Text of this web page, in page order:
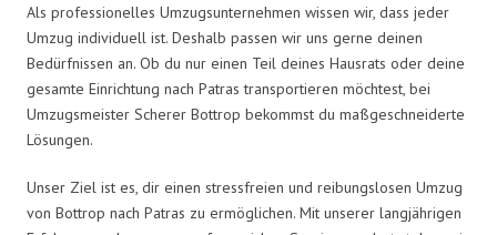
Als professionelles Umzugsunternehmen wissen wir, dass jeder
Umzug individuell ist. Deshalb passen wir uns gerne deinen
Bedürfnissen an. Ob du nur einen Teil deines Hausrats oder deine
gesamte Einrichtung nach Patras transportieren möchtest, bei
Umzugsmeister Scherer Bottrop bekommst du maßgeschneiderte
Lösungen.
Unser Ziel ist es, dir einen stressfreien und reibungslosen Umzug
von Bottrop nach Patras zu ermöglichen. Mit unserer langjährigen